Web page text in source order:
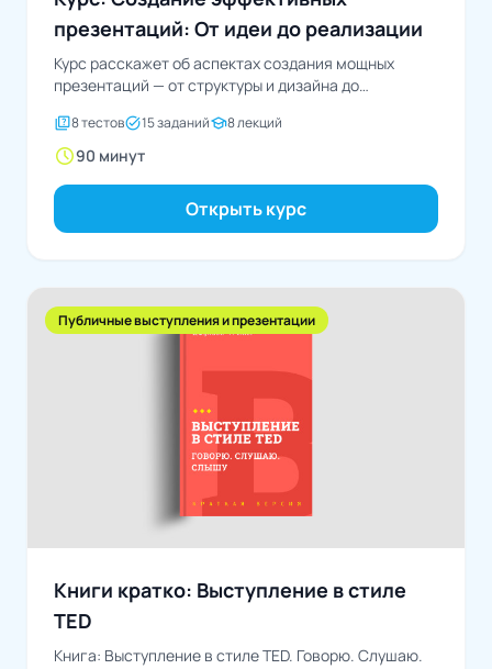
презентаций: От идеи до реализации
Курс расскажет об аспектах создания мощных
презентаций — от структуры и дизайна до
quiz8 тестовtask_alt15 заданийschool8 лекций
schedule90 минут
Открыть курс
Публичные выступления и презентации
Книги кратко: Выступление в стиле
TED
Книга: Выступление в стиле TED. Говорю. Слушаю.